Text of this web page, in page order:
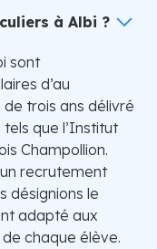
à Albi ?
sont
d’au
trois ans délivré
que l’Institut
Champollion.
recrutement
désignions le
adapté aux
chaque élève.